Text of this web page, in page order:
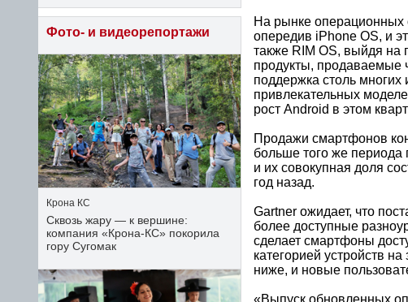
На рынке операционных
опередив iPhone OS, и
также RIM OS, выйдя на
продукты, продаваемые
поддержка столь многих
привлекательных
рост Android в этом
Продажи смартфонов
больше того же периода
и их совокупная доля
год назад.
Gartner ожидает, что
более доступные
сделает смартфоны
категорией устройств
ниже, и новые
«Выпуск обновленных
Фото- и видеорепортажи
Крона КС
Сквозь жару — к вершине:
компания «Крона‑КС» покорила
гору Сугомак